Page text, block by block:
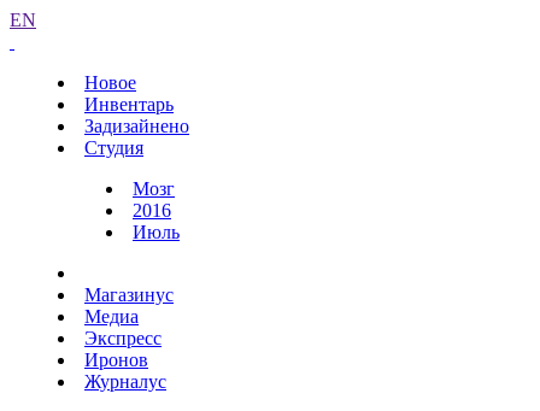
EN
Новое
Инвентарь
Задизайнено
Студия
Мозг
2016
Июль
Магазинус
Медиа
Экспресс
Иронов
Журналус